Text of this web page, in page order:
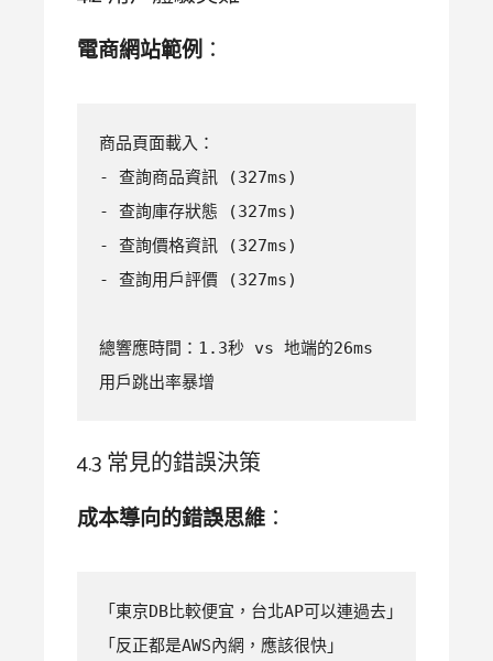
電商網站範例 ：
商品頁面載入：
- 查詢商品資訊 (327ms)
- 查詢庫存狀態 (327ms)
- 查詢價格資訊 (327ms)
- 查詢用戶評價 (327ms)
總響應時間：1.3秒 vs 地端的26ms
用戶跳出率暴增
4.3 常見的錯誤決策
成本導向的錯誤思維 ：
「東京DB比較便宜，台北AP可以連過去」
「反正都是AWS內網，應該很快」